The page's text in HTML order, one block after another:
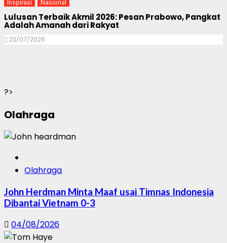
Inspirasi Nasional
Lulusan Terbaik Akmil 2026: Pesan Prabowo, Pangkat
Adalah Amanah dari Rakyat
23/07/2026
?>
Olahraga
Olahraga
John Herdman Minta Maaf usai Timnas Indonesia
Dibantai Vietnam 0-3
04/08/2026